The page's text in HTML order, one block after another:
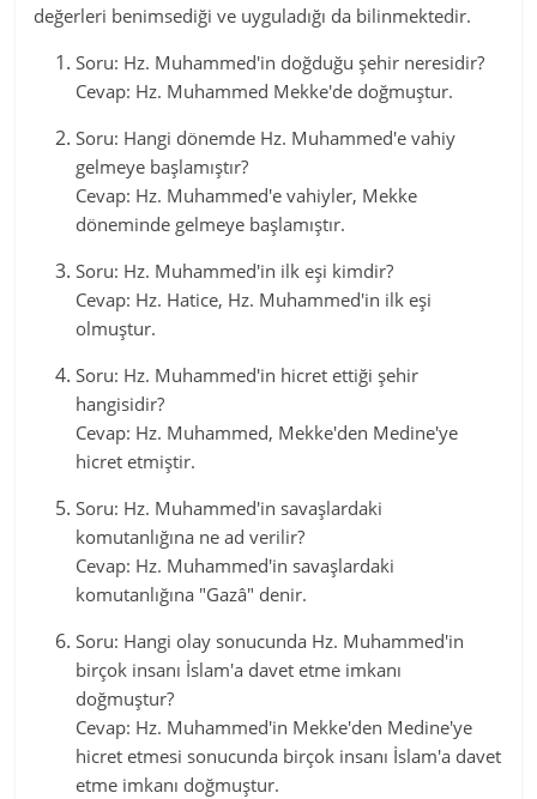
değerleri benimsediği ve uyguladığı da bilinmektedir.
Soru: Hz. Muhammed'in doğduğu şehir neresidir?
Cevap: Hz. Muhammed Mekke'de doğmuştur.
Soru: Hangi dönemde Hz. Muhammed'e vahiy
gelmeye başlamıştır?
Cevap: Hz. Muhammed'e vahiyler, Mekke
döneminde gelmeye başlamıştır.
Soru: Hz. Muhammed'in ilk eşi kimdir?
Cevap: Hz. Hatice, Hz. Muhammed'in ilk eşi
olmuştur.
Soru: Hz. Muhammed'in hicret ettiği şehir
hangisidir?
Cevap: Hz. Muhammed, Mekke'den Medine'ye
hicret etmiştir.
Soru: Hz. Muhammed'in savaşlardaki
komutanlığına ne ad verilir?
Cevap: Hz. Muhammed'in savaşlardaki
komutanlığına "Gazâ" denir.
Soru: Hangi olay sonucunda Hz. Muhammed'in
birçok insanı İslam'a davet etme imkanı
doğmuştur?
Cevap: Hz. Muhammed'in Mekke'den Medine'ye
hicret etmesi sonucunda birçok insanı İslam'a davet
etme imkanı doğmuştur.